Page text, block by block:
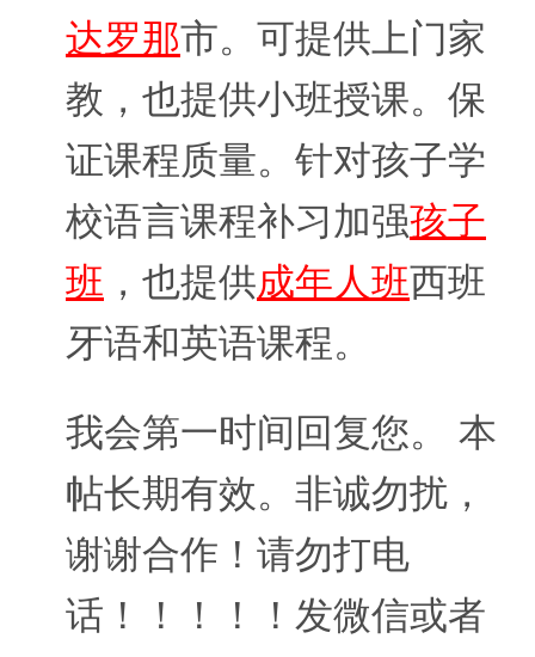
达罗那市。可提供上门家
教，也提供小班授课。保
证课程质量。针对孩子学
校语言课程补习加强孩子
班 ，也提供成年人班西班
牙语和英语课程。
我会第一时间回复您。 本
帖长期有效。非诚勿扰，
谢谢合作！请勿打电
话！！！！！发微信或者